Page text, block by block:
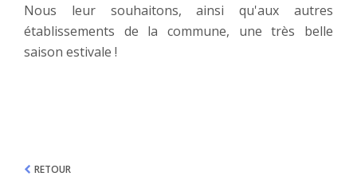
Nous leur souhaitons, ainsi qu'aux autres
établissements de la commune, une très belle
saison estivale !
RETOUR